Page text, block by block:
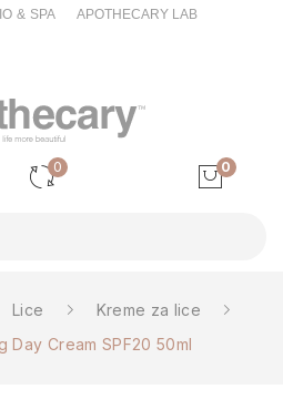
& SPA APOTHECARY LAB
0 0
Lice
Kreme za lice
Day Cream SPF20 50ml